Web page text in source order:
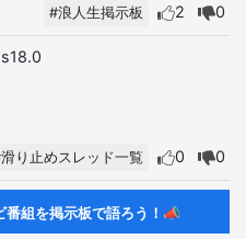
#浪人生掲示板 2 0
り止めスレッド一覧 0 0
番組を掲示板で語ろう！📣